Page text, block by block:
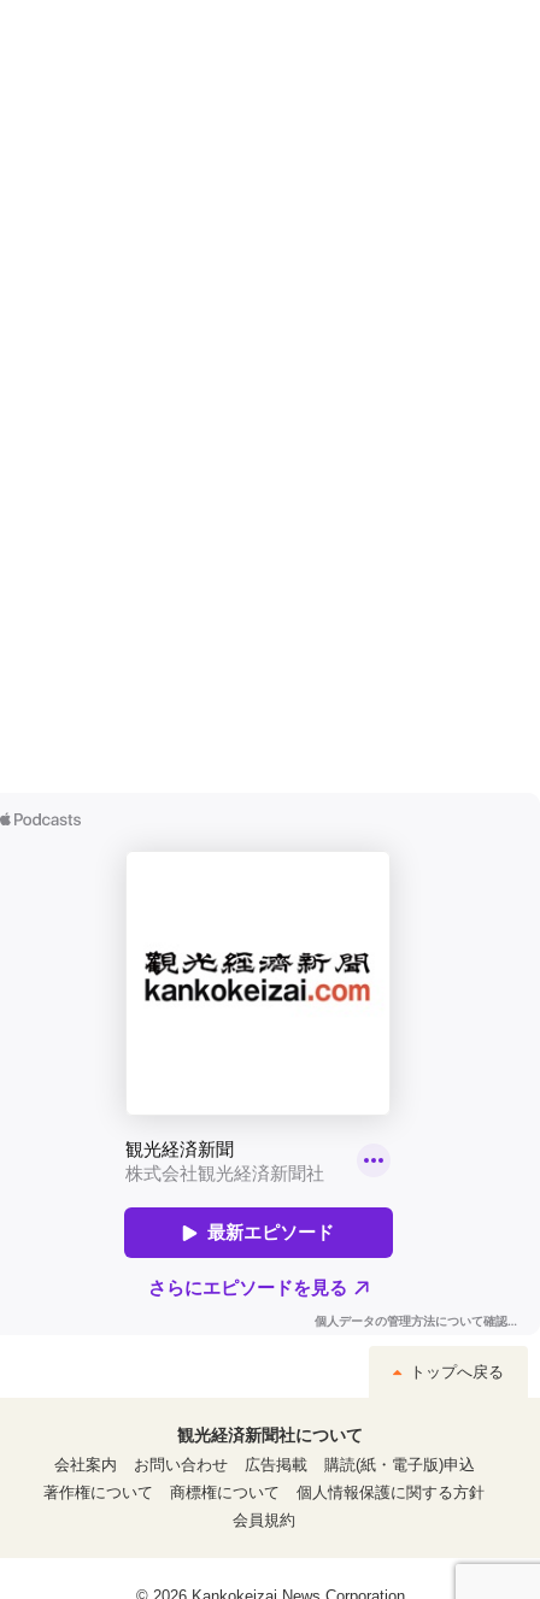
トップへ戻る
観光経済新聞社について
会社案内
お問い合わせ 広告掲載
購読(紙・電子版)申込
著作権について
商標権について
個人情報保護に関する方針
会員規約